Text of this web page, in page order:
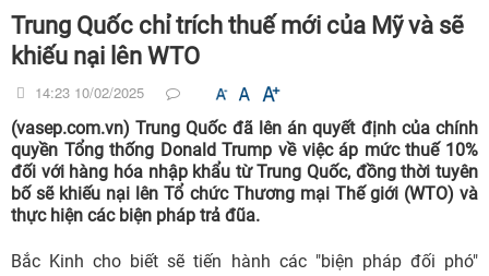
Trung Quốc chỉ trích thuế mới của Mỹ và sẽ
khiếu nại lên WTO
14:23 10/02/2025
(vasep.com.vn) Trung Quốc đã lên án quyết định của chính
quyền Tổng thống Donald Trump về việc áp mức thuế 10%
đối với hàng hóa nhập khẩu từ Trung Quốc, đồng thời tuyên
bố sẽ khiếu nại lên Tổ chức Thương mại Thế giới (WTO) và
thực hiện các biện pháp trả đũa.
Bắc Kinh cho biết sẽ tiến hành các "biện pháp đối phó"